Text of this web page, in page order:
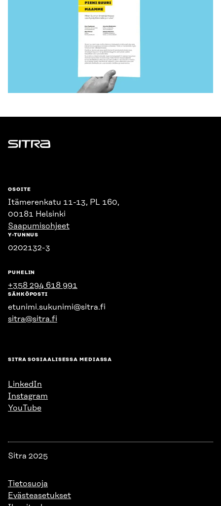
Sitra
OSOITE
Itämerenkatu 11-13, PL 160,
00181 Helsinki
Saapumisohjeet
Y-TUNNUS
0202132-3
PUHELIN
+358 294 618 991
SÄHKÖPOSTI
etunimi.sukunimi@sitra.fi
sitra@sitra.fi
SITRA SOSIAALISESSA MEDIASSA
LinkedIn
Instagram
YouTube
Sitra 2025
Tietosuoja
Evästeasetukset